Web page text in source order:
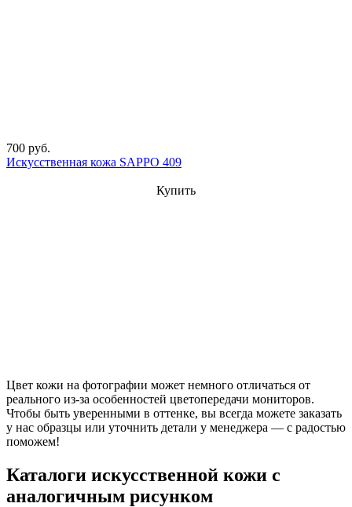
700 руб.
Искусственная кожа SAPPO 409
Купить
Цвет кожи на фотографии может немного отличаться от
реального из-за особенностей цветопередачи мониторов.
Чтобы быть уверенными в оттенке, вы всегда можете заказать
у нас образцы или уточнить детали у менеджера — с радостью
поможем!
Каталоги искусственной кожи с
аналогичным рисунком